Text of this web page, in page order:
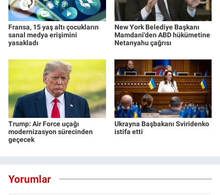
Fransa, 15 yaş altı çocukların
sanal medya erişimini
yasakladı
New York Belediye Başkanı
Mamdani'den ABD hükümetine
Netanyahu çağrısı
Trump: Air Force uçağı
modernizasyon sürecinden
geçecek
Ukrayna Başbakanı Sviridenko
istifa etti
Yorumlar